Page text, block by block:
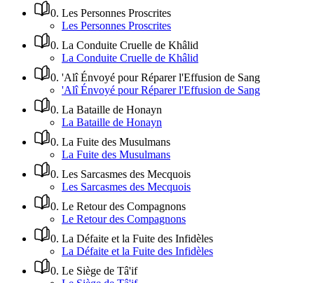
0. Les Personnes Proscrites
Les Personnes Proscrites
0. La Conduite Cruelle de Khâlid
La Conduite Cruelle de Khâlid
0. 'Alî Énvoyé pour Réparer l'Effusion de Sang
'Alî Énvoyé pour Réparer l'Effusion de Sang
0. La Bataille de Honayn
La Bataille de Honayn
0. La Fuite des Musulmans
La Fuite des Musulmans
0. Les Sarcasmes des Mecquois
Les Sarcasmes des Mecquois
0. Le Retour des Compagnons
Le Retour des Compagnons
0. La Défaite et la Fuite des Infidèles
La Défaite et la Fuite des Infidèles
0. Le Siège de Tâ'if